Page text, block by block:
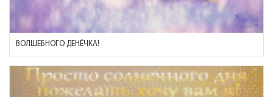
ВОЛШЕБНОГО ДЕНЁЧКА!